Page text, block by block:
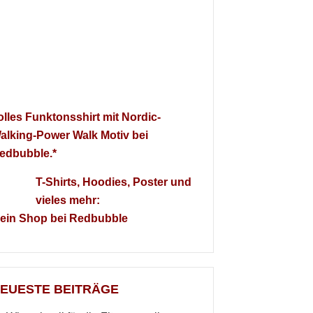
Funktonsshirt mit Nordic-
Power Walk Motiv bei
T-Shirts, Hoodies, Poster und
vieles mehr:
Shop bei Redbubble
BEITRÄGE